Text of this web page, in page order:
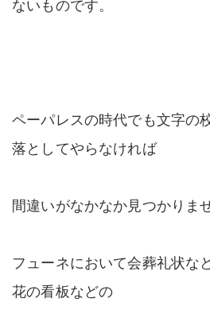
ないものです。
ペーパレスの時代でも文字の
落としてやらなければ
間違いがなかなか見つかりま
フューネにおいて会葬礼状な
花の看板などの